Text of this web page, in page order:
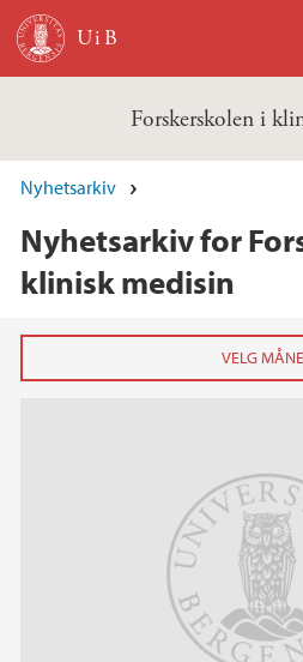
Hopp til hovedinnhold
Forskerskolen i
Nyhetsarkiv
Nyhetsarkiv for
klinisk medisin
2018
2014
2013